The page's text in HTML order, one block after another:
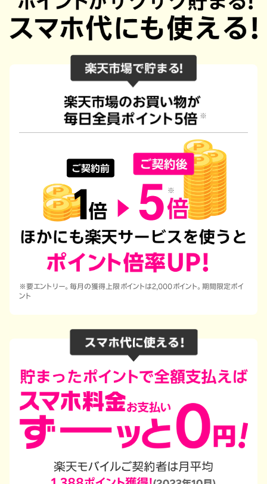
※要エントリー。毎月の獲得上限ポイントは2,000ポイント。期間限定ポイ
ント